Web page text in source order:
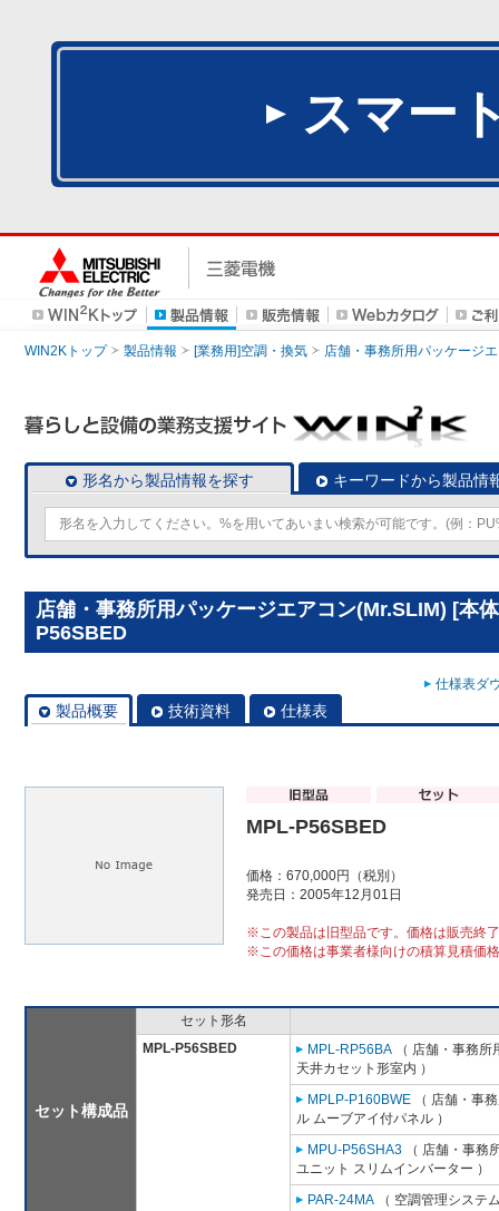
スマー
WIN2Kトップ 製品情報 [業務用]空調・換気 店舗・事務所用パッケージ
形名から製品情報を探す キーワードから製品情
店舗・事務所用パッケージエアコン(Mr.SLIM) [本
P56SBED
仕様表ダ
製品概要 技術資料 仕様表
MPL-P56SBED
価格：670,000円（税別）
発売日：2005年12月01日
※この製品は旧型品です。価格は販売終
※この価格は事業者様向けの積算見積価
セット構成品
セット形名
MPL-P56SBED
MPL-RP56BA （ 店舗・事務
天井カセット形室内 ）
MPLP-P160BWE （ 店舗・事
ル ムーブアイ付パネル ）
MPU-P56SHA3 （ 店舗・事務
ユニット スリムインバーター ）
PAR-24MA （ 空調管理システ